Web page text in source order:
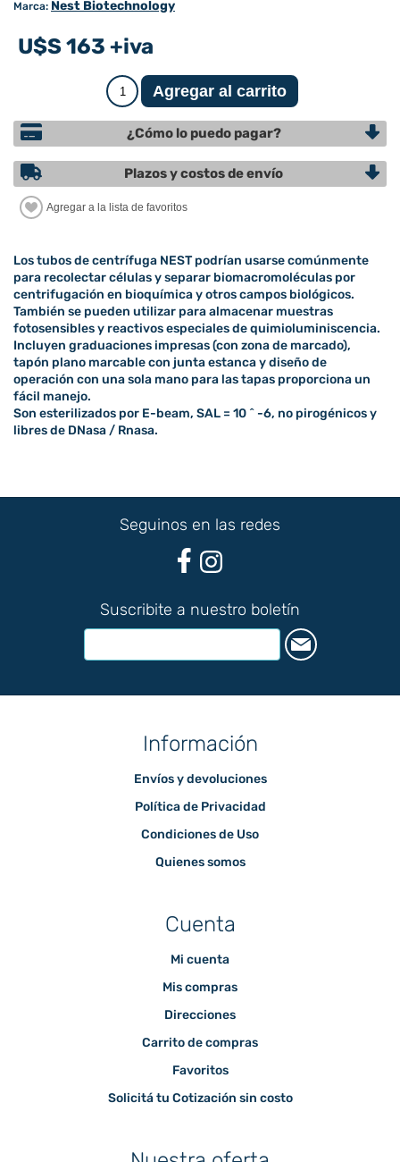
Marca: Nest Biotechnology
U$S 163 +iva
¿Cómo lo puedo pagar?
Plazos y costos de envío
Los tubos de centrífuga NEST podrían usarse comúnmente
para recolectar células y separar biomacromoléculas por
centrifugación en bioquímica y otros campos biológicos.
También se pueden utilizar para almacenar muestras
fotosensibles y reactivos especiales de quimioluminiscencia.
Incluyen graduaciones impresas (con zona de marcado),
tapón plano marcable con junta estanca y diseño de
operación con una sola mano para las tapas proporciona un
fácil manejo.
Son esterilizados por E-beam, SAL = 10 ^ -6, no pirogénicos y
libres de DNasa / Rnasa.
Seguinos en las redes
Suscribite a nuestro boletín
Información
Envíos y devoluciones
Política de Privacidad
Condiciones de Uso
Quienes somos
Cuenta
Mi cuenta
Mis compras
Direcciones
Carrito de compras
Favoritos
Solicitá tu Cotización sin costo